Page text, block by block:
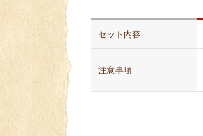
セット内容
注意事項